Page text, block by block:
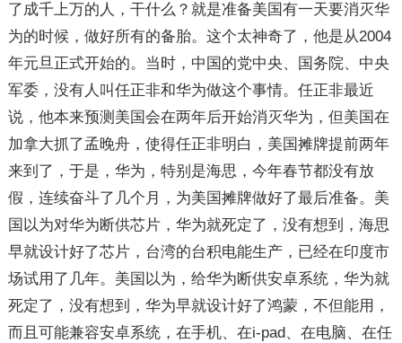
了成千上万的人，干什么？就是准备美国有一天要消灭华
为的时候，做好所有的备胎。这个太神奇了，他是从2004
年元旦正式开始的。当时，中国的党中央、国务院、中央
军委，没有人叫任正非和华为做这个事情。任正非最近
说，他本来预测美国会在两年后开始消灭华为，但美国在
加拿大抓了孟晚舟，使得任正非明白，美国摊牌提前两年
来到了，于是，华为，特别是海思，今年春节都没有放
假，连续奋斗了几个月，为美国摊牌做好了最后准备。美
国以为对华为断供芯片，华为就死定了，没有想到，海思
早就设计好了芯片，台湾的台积电能生产，已经在印度市
场试用了几年。美国以为，给华为断供安卓系统，华为就
死定了，没有想到，华为早就设计好了鸿蒙，不但能用，
而且可能兼容安卓系统，在手机、在i-pad、在电脑、在任